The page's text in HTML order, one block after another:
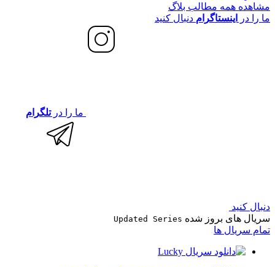
مشاهده همه مطالب بلاگ
ما را در
اینستاگرام دنبال کنید
ما را درتلگرام
دنبال کنید
سریال های بروز شده Updated Series
تمام سریال ها